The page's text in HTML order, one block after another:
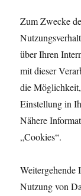
Zum Zwecke
über Ihren
mit dieser
die
Einstellung in
Nähere
„Cookies“.
Weitergehende
Nutzung von